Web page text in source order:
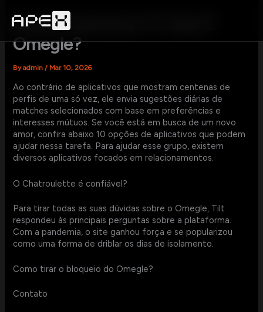
contentComo Funciona E O Que É
Omegle?
Byadmin/ Mar 10, 2026
Ao contrário de aplicativos que mostram centenas de
perfis de uma só vez, ele envia sugestões diárias de
matches selecionados com base em preferências e
interesses mútuos. Se você está em busca de um novo
amor, confira abaixo 10 opções de aplicativos que podem
ajudar nessa tarefa. Para ajudar esse grupo, existem
diversos aplicativos focados em relacionamentos.
O Chatroulette é confiável?
Para tirar todas as suas dúvidas sobre o Omegle, Tilt
respondeu às principais perguntas sobre a plataforma.
Com a pandemia, o site ganhou força e se popularizou
como uma forma de driblar os dias de isolamento.
Como tirar o bloqueio do Omegle?
Contato